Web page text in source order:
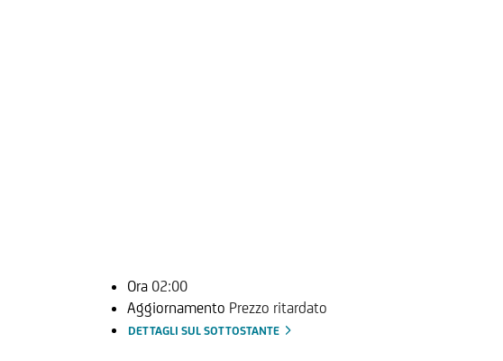
Ora 02:00
Aggiornamento Prezzo ritardato
DETTAGLI SUL SOTTOSTANTE